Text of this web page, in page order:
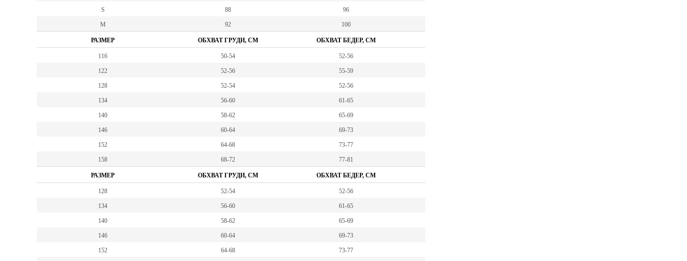
S 88 96
M 92 100
РАЗМЕР ОБХВАТ ГРУДИ, СМ ОБХВАТ БЕДЕР, СМ
116 50-54 52-56
122 52-56 55-59
128 52-54 52-56
134 56-60 61-65
140 58-62 65-69
146 60-64 69-73
152 64-68 73-77
158 68-72 77-81
РАЗМЕР ОБХВАТ ГРУДИ, СМ ОБХВАТ БЕДЕР, СМ
128 52-54 52-56
134 56-60 61-65
140 58-62 65-69
146 60-64 69-73
152 64-68 73-77